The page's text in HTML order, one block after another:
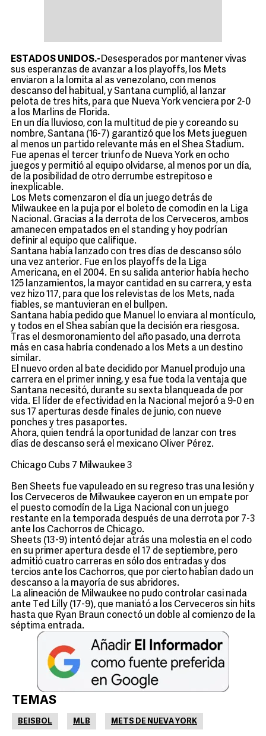
ESTADOS UNIDOS.- Desesperados por mantener vivas
sus esperanzas de avanzar a los playoffs, los Mets
enviaron a la lomita al as venezolano, con menos
descanso del habitual, y Santana cumplió, al lanzar
pelota de tres hits, para que Nueva York venciera por 2-0
a los Marlins de Florida.
En un día lluvioso, con la multitud de pie y coreando su
nombre, Santana (16-7) garantizó que los Mets jueguen
al menos un partido relevante más en el Shea Stadium.
Fue apenas el tercer triunfo de Nueva York en ocho
juegos y permitió al equipo olvidarse, al menos por un día,
de la posibilidad de otro derrumbe estrepitoso e
inexplicable.
Los Mets comenzaron el día un juego detrás de
Milwaukee en la puja por el boleto de comodín en la Liga
Nacional. Gracias a la derrota de los Cerveceros, ambos
amanecen empatados en el standing y hoy podrían
definir al equipo que califique.
Santana había lanzado con tres días de descanso sólo
una vez anterior. Fue en los playoffs de la Liga
Americana, en el 2004. En su salida anterior había hecho
125 lanzamientos, la mayor cantidad en su carrera, y esta
vez hizo 117, para que los relevistas de los Mets, nada
fiables, se mantuvieran en el bullpen.
Santana había pedido que Manuel lo enviara al montículo,
y todos en el Shea sabían que la decisión era riesgosa.
Tras el desmoronamiento del año pasado, una derrota
más en casa habría condenado a los Mets a un destino
similar.
El nuevo orden al bate decidido por Manuel produjo una
carrera en el primer inning, y esa fue toda la ventaja que
Santana necesitó, durante su sexta blanqueada de por
vida. El líder de efectividad en la Nacional mejoró a 9-0 en
sus 17 aperturas desde finales de junio, con nueve
ponches y tres pasaportes.
Ahora, quien tendrá la oportunidad de lanzar con tres
días de descanso será el mexicano Oliver Pérez.
Chicago Cubs 7 Milwaukee 3
Ben Sheets fue vapuleado en su regreso tras una lesión y
los Cerveceros de Milwaukee cayeron en un empate por
el puesto comodín de la Liga Nacional con un juego
restante en la temporada después de una derrota por 7-3
ante los Cachorros de Chicago.
Sheets (13-9) intentó dejar atrás una molestia en el codo
en su primer apertura desde el 17 de septiembre, pero
admitió cuatro carreras en sólo dos entradas y dos
tercios ante los Cachorros, que por cierto habían dado un
descanso a la mayoría de sus abridores.
La alineación de Milwaukee no pudo controlar casi nada
ante Ted Lilly (17-9), que maniató a los Cerveceros sin hits
hasta que Ryan Braun conectó un doble al comienzo de la
séptima entrada.
TEMAS
BEISBOL MLB METS DE NUEVA YORK